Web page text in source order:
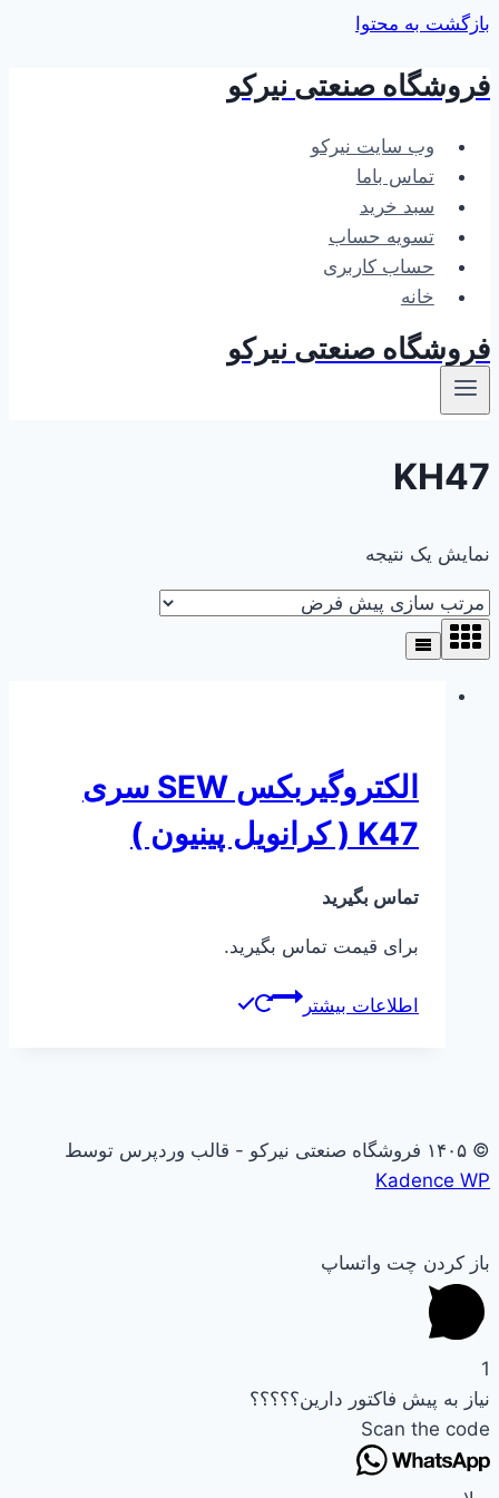
بازگشت به محتوا
فروشگاه صنعتی نیرکو
وب سایت نیرکو
تماس باما
سبد خرید
تسویه حساب
حساب کاربری
خانه
فروشگاه صنعتی نیرکو
KH47
نمایش یک نتیجه
الکتروگیربکس SEW سری
K47 ( کرانویل پینیون )
تماس بگیرید
برای قیمت تماس بگیرید.
اطلاعات بیشتر
© ۱۴۰۵ فروشگاه صنعتی نیرکو - قالب وردپرس توسط
Kadence WP
باز کردن چت واتساپ
1
نیاز به پیش فاکتور دارین؟؟؟؟؟
Scan the code